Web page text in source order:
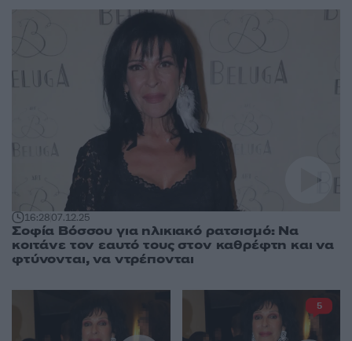
16:2807.12.25
Σοφία Βόσσου για ηλικιακό ρατσισμό: Να
κοιτάνε τον εαυτό τους στον καθρέφτη και να
φτύνονται, να ντρέπονται
5